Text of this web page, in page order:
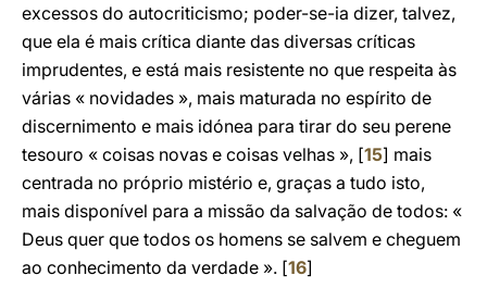
excessos do autocriticismo; poder-se-ia dizer, talvez,
que ela é mais crítica diante das diversas críticas
imprudentes, e está mais resistente no que respeita às
várias « novidades », mais maturada no espírito de
discernimento e mais idónea para tirar do seu perene
tesouro « coisas novas e coisas velhas », [15] mais
centrada no próprio mistério e, graças a tudo isto,
mais disponível para a missão da salvação de todos: «
Deus quer que todos os homens se salvem e cheguem
ao conhecimento da verdade ». [16]